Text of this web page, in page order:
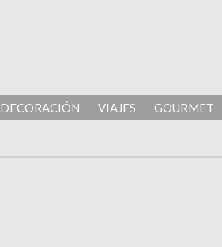
DECORACIÓN VIAJES GOURMET